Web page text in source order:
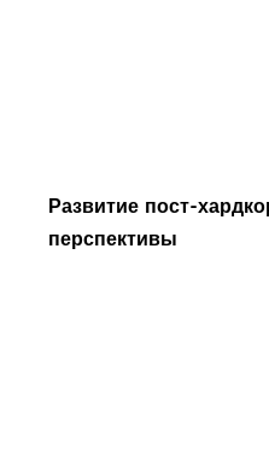
Развитие пост-
перспективы